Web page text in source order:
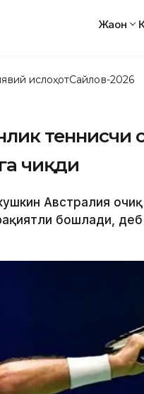
Жаҳон
ислоҳотСайлов-2026
теннисчи
чиқди
Австралия очиқ
бошлади,